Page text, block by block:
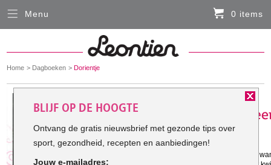
You
here:
Home Dagboeken Dorientje
Gestart met mijn doel: 7-10-2011
Samen met jullie mijn doel bereiken
Menu 0 items
Sluiten
HARDLOOPKLEDING
FIETSKLEDING
SERVICE
BLIJF OP DE HOOGTE
Ontvang de gratis nieuwsbrief met gezonde tips over
sport, gezondheid, recepten en aanbiedingen!
Jouw e-mailadres: